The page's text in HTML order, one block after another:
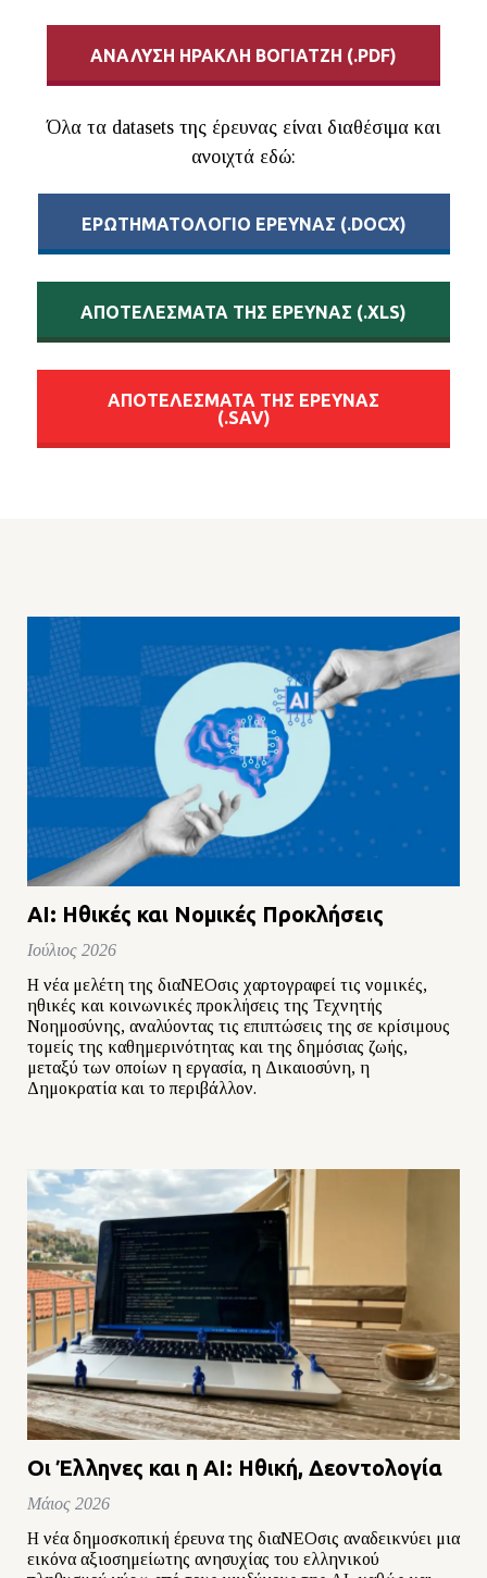
ΑΝΑΛΥΣΗ HΡΑΚΛΗ ΒΟΓΙΑΤΖΗ (.PDF)
Όλα τα datasets της έρευνας είναι διαθέσιμα και
ανοιχτά εδώ:
EΡΩΤΗΜΑΤΟΛΟΓΙΟ ΕΡΕΥΝΑΣ (.DOCX)
AΠΟΤΕΛΕΣΜΑΤΑ ΤΗΣ ΕΡΕΥΝΑΣ (.XLS)
ΑΠΟΤΕΛΕΣΜΑΤΑ ΤΗΣ ΕΡΕΥΝΑΣ
(.SAV)
AI: Ηθικές και Νομικές Προκλήσεις
Ιούλιος 2026
Η νέα μελέτη της διαΝΕΟσις χαρτογραφεί τις νομικές,
ηθικές και κοινωνικές προκλήσεις της Τεχνητής
Νοημοσύνης, αναλύοντας τις επιπτώσεις της σε κρίσιμους
τομείς της καθημερινότητας και της δημόσιας ζωής,
μεταξύ των οποίων η εργασία, η Δικαιοσύνη, η
Δημοκρατία και το περιβάλλον.
Οι Έλληνες και η AI: Ηθική, Δεοντολογία
Μάιος 2026
Η νέα δημοσκοπική έρευνα της διαΝΕΟσις αναδεικνύει μια
εικόνα αξιοσημείωτης ανησυχίας του ελληνικού